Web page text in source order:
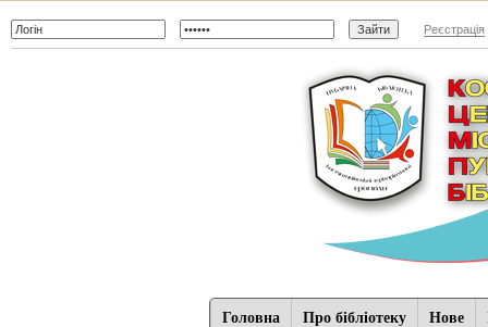
Реєстрація
Головна Про бібліотеку Нове